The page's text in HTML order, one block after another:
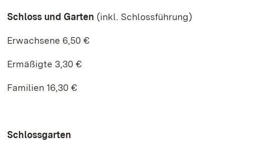
Schloss und Garten (inkl. Schlossführung)
Erwachsene 6,50 €
Ermäßigte 3,30 €
Familien 16,30 €
Schlossgarten